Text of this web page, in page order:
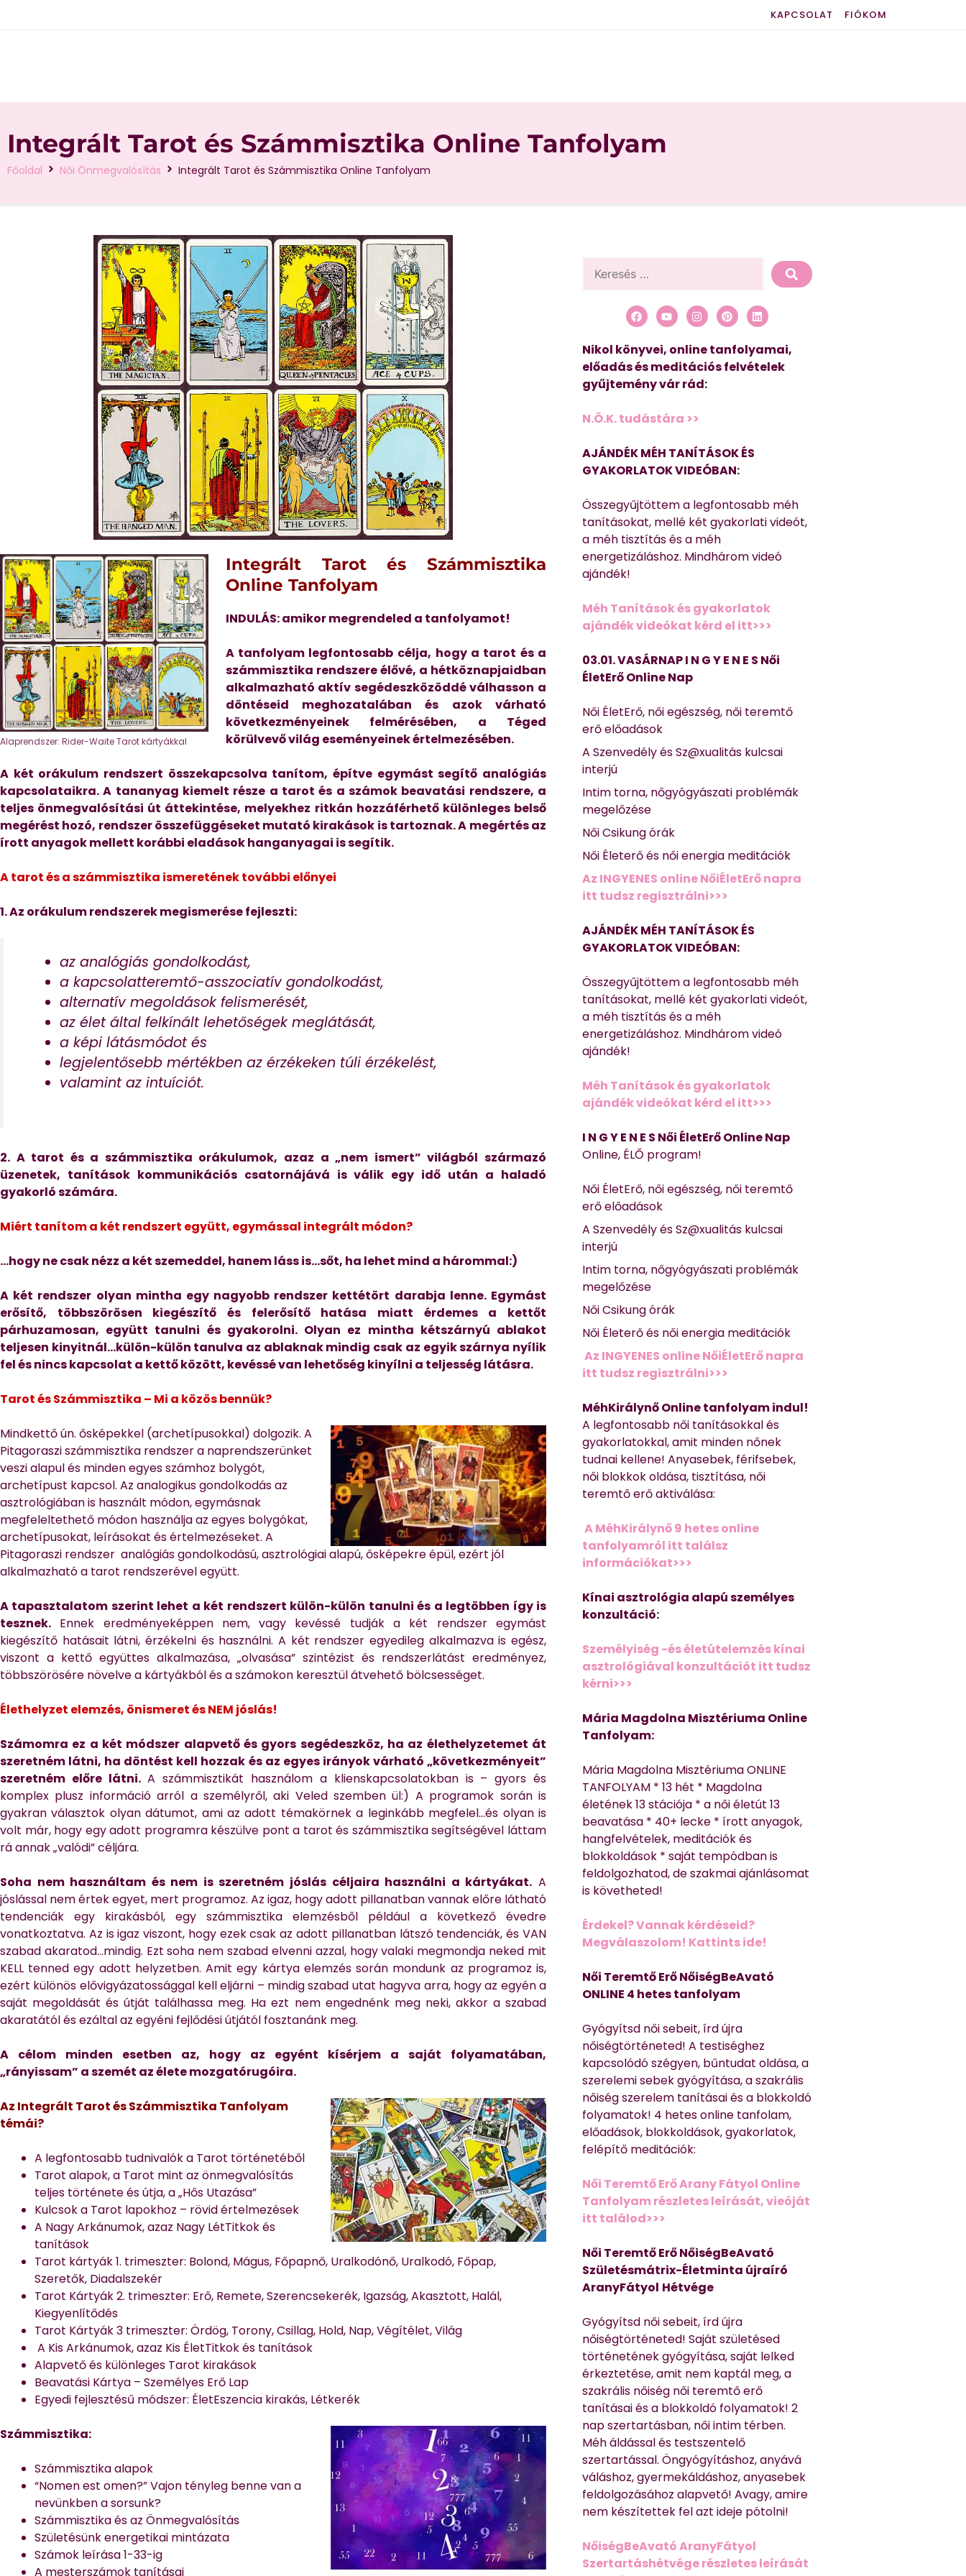
KAPCSOLAT FIÓKOM
Integrált Tarot és Számmisztika Online Tanfolyam
Főoldal Női Önmegvalósítás Integrált Tarot és Számmisztika Online Tanfolyam
Alaprendszer: Rider-Waite Tarot kártyákkal
Integrált Tarot és Számmisztika
Online Tanfolyam
INDULÁS: amikor megrendeled a tanfolyamot!
A tanfolyam legfontosabb célja, hogy a tarot és a
számmisztika rendszere élővé, a hétköznapjaidban
alkalmazható aktív segédeszközöddé válhasson a
döntéseid meghozatalában és azok várható
következményeinek felmérésében, a Téged
körülvevő világ eseményeinek értelmezésében.
A két orákulum rendszert összekapcsolva tanítom, építve egymást segítő analógiás
kapcsolataikra. A tananyag kiemelt része a tarot és a számok beavatási rendszere, a
teljes önmegvalósítási út áttekintése, melyekhez ritkán hozzáférhető különleges belső
megérést hozó, rendszer összefüggéseket mutató kirakások is tartoznak. A megértés az
írott anyagok mellett korábbi eladások hanganyagai is segítik.
A tarot és a számmisztika ismeretének további előnyei
1. Az orákulum rendszerek megismerése fejleszti:
az analógiás gondolkodást,
a kapcsolatteremtő-asszociatív gondolkodást,
alternatív megoldások felismerését,
az élet által felkínált lehetőségek meglátását,
a képi látásmódot és
legjelentősebb mértékben az érzékeken túli érzékelést,
valamint az intuíciót.
2. A tarot és a számmisztika orákulumok, azaz a „nem ismert” világból származó
üzenetek, tanítások kommunikációs csatornájává is válik egy idő után a haladó
gyakorló számára.
Miért tanítom a két rendszert együtt, egymással integrált módon?
…hogy ne csak nézz a két szemeddel, hanem láss is…sőt, ha lehet mind a hárommal:)
A két rendszer olyan mintha egy nagyobb rendszer kettétört darabja lenne. Egymást
erősítő, többszörösen kiegészítő és felerősítő hatása miatt érdemes a kettőt
párhuzamosan, együtt tanulni és gyakorolni. Olyan ez mintha kétszárnyú ablakot
teljesen kinyitnál…külön-külön tanulva az ablaknak mindig csak az egyik szárnya nyílik
fel és nincs kapcsolat a kettő között, kevéssé van lehetőség kinyílni a teljesség látásra.
Tarot és Számmisztika – Mi a közös bennük?
Mindkettő ún. ősképekkel (archetípusokkal) dolgozik. A
Pitagoraszi számmisztika rendszer a naprendszerünket
veszi alapul és minden egyes számhoz bolygót,
archetípust kapcsol. Az analogikus gondolkodás az
asztrológiában is használt módon, egymásnak
megfeleltethető módon használja az egyes bolygókat,
archetípusokat, leírásokat és értelmezéseket. A
Pitagoraszi rendszer analógiás gondolkodású, asztrológiai alapú, ősképekre épül, ezért jól
alkalmazható a tarot rendszerével együtt.
A tapasztalatom szerint lehet a két rendszert külön-külön tanulni és a legtöbben így is
tesznek. Ennek eredményeképpen nem, vagy kevéssé tudják a két rendszer egymást
kiegészítő hatásait látni, érzékelni és használni. A két rendszer egyedileg alkalmazva is egész,
viszont a kettő együttes alkalmazása, „olvasása” szintézist és rendszerlátást eredményez,
többszörösére növelve a kártyákból és a számokon keresztül átvehető bölcsességet.
Élethelyzet elemzés, önismeret és NEM jóslás!
Számomra ez a két módszer alapvető és gyors segédeszköz, ha az élethelyzetemet át
szeretném látni, ha döntést kell hozzak és az egyes irányok várható „következményeit”
szeretném előre látni.A számmisztikát használom a klienskapcsolatokban is – gyors és
komplex plusz információ arról a személyről, aki Veled szemben ül:) A programok során is
gyakran választok olyan dátumot, ami az adott témakörnek a leginkább megfelel…és olyan is
volt már, hogy egy adott programra készülve pont a tarot és számmisztika segítségével láttam
rá annak „valódi” céljára.
Soha nem használtam és nem is szeretném jóslás céljaira használni a kártyákat. A
jóslással nem értek egyet, mert programoz. Az igaz, hogy adott pillanatban vannak előre látható
tendenciák egy kirakásból, egy számmisztika elemzésből például a következő évedre
vonatkoztatva. Az is igaz viszont, hogy ezek csak az adott pillanatban látszó tendenciák, és VAN
szabad akaratod…mindig. Ezt soha nem szabad elvenni azzal, hogy valaki megmondja neked mit
KELL tenned egy adott helyzetben. Amit egy kártya elemzés során mondunk az programoz is,
ezért különös elővigyázatossággal kell eljárni – mindig szabad utat hagyva arra, hogy az egyén a
saját megoldását és útját találhassa meg. Ha ezt nem engednénk meg neki, akkor a szabad
akaratától és ezáltal az egyéni fejlődési útjától fosztanánk meg.
A célom minden esetben az, hogy az egyént kísérjem a saját folyamatában,
„rányissam” a szemét az élete mozgatórugóira.
Az Integrált Tarot és Számmisztika Tanfolyam
témái?
A legfontosabb tudnivalók a Tarot történetéből
Tarot alapok, a Tarot mint az önmegvalósítás
teljes története és útja, a „Hős Utazása”
Kulcsok a Tarot lapokhoz – rövid értelmezések
A Nagy Arkánumok, azaz Nagy LétTitkok és
tanítások
Tarot kártyák 1. trimeszter: Bolond, Mágus, Főpapnő, Uralkodónő, Uralkodó, Főpap,
Szeretők, Diadalszekér
Tarot Kártyák 2. trimeszter: Erő, Remete, Szerencsekerék, Igazság, Akasztott, Halál,
Kiegyenlítődés
Tarot Kártyák 3 trimeszter: Ördög, Torony, Csillag, Hold, Nap, Végítélet, Világ
A Kis Arkánumok, azaz Kis ÉletTitkok és tanítások
Alapvető és különleges Tarot kirakások
Beavatási Kártya – Személyes Erő Lap
Egyedi fejlesztésű módszer: ÉletEszencia kirakás, Létkerék
Számmisztika:
Számmisztika alapok
“Nomen est omen?” Vajon tényleg benne van a
nevünkben a sorsunk?
Számmisztika és az Önmegvalósítás
Születésünk energetikai mintázata
Számok leírása 1-33-ig
A mesterszámok tanításai
Nikol könyvei, online tanfolyamai,
előadás és meditációs felvételek
gyűjtemény vár rád:
N.Ö.K. tudástára >>
AJÁNDÉK MÉH TANÍTÁSOK ÉS
GYAKORLATOK VIDEÓBAN:
Összegyűjtöttem a legfontosabb méh
tanításokat, mellé két gyakorlati videót,
a méh tisztítás és a méh
energetizáláshoz. Mindhárom videó
ajándék!
Méh Tanítások és gyakorlatok
ajándék videókat kérd el itt>>>
03.01. VASÁRNAP I N G Y E N E S Női
ÉletErő Online Nap
Női ÉletErő, női egészség, női teremtő
erő előadások
A Szenvedély és Sz@xualitás kulcsai
interjú
Intim torna, nőgyógyászati problémák
megelőzése
Női Csikung órák
Női Életerő és női energia meditációk
Az INGYENES online NőiÉletErő napra
itt tudsz regisztrálni>>>
AJÁNDÉK MÉH TANÍTÁSOK ÉS
GYAKORLATOK VIDEÓBAN:
Összegyűjtöttem a legfontosabb méh
tanításokat, mellé két gyakorlati videót,
a méh tisztítás és a méh
energetizáláshoz. Mindhárom videó
ajándék!
Méh Tanítások és gyakorlatok
ajándék videókat kérd el itt>>>
I N G Y E N E S Női ÉletErő Online Nap
Online, ÉLŐ program!
Női ÉletErő, női egészség, női teremtő
erő előadások
A Szenvedély és Sz@xualitás kulcsai
interjú
Intim torna, nőgyógyászati problémák
megelőzése
Női Csikung órák
Női Életerő és női energia meditációk
Az INGYENES online NőiÉletErő napra
itt tudsz regisztrálni>>>
MéhKirálynő Online tanfolyam indul!
A legfontosabb női tanításokkal és
gyakorlatokkal, amit minden nőnek
tudnai kellene! Anyasebek, férifsebek,
női blokkok oldása, tisztítása, női
teremtő erő aktiválása:
A MéhKirálynő 9 hetes online
tanfolyamról itt találsz
információkat>>>
Kínai asztrológia alapú személyes
konzultáció:
Személyiség -és életútelemzés kínai
asztrológiával konzultációt itt tudsz
kérni>>>
Mária Magdolna Misztériuma Online
Tanfolyam:
Mária Magdolna Misztériuma ONLINE
TANFOLYAM * 13 hét * Magdolna
életének 13 stációja * a női életút 13
beavatása * 40+ lecke * írott anyagok,
hangfelvételek, meditációk és
blokkoldások * saját tempódban is
feldolgozhatod, de szakmai ajánlásomat
is követheted!
Érdekel? Vannak kérdéseid?
Megválaszolom! Kattints ide!
Női Teremtő Erő NőiségBeAvató
ONLINE 4 hetes tanfolyam
Gyógyítsd női sebeit, írd újra
nőiségtörténeted! A testiséghez
kapcsolódó szégyen, bűntudat oldása, a
szerelemi sebek gyógyítása, a szakrális
nőiség szerelem tanításai és a blokkoldó
folyamatok! 4 hetes online tanfolam,
előadások, blokkoldások, gyakorlatok,
felépítő meditációk:
Női Teremtő Erő Arany Fátyol Online
Tanfolyam részletes leírását, vieóját
itt találod>>>
Női Teremtő Erő NőiségBeAvató
Születésmátrix-Életminta újraíró
AranyFátyol Hétvége
Gyógyítsd női sebeit, írd újra
nőiségtörténeted! Saját születésed
történetének gyógyítása, saját lelked
érkeztetése, amit nem kaptál meg, a
szakrális nőiség női teremtő erő
tanításai és a blokkoldó folyamatok! 2
nap szertartásban, női intim térben.
Méh áldással és testszentelő
szertartással. Öngyógyításhoz, anyává
váláshoz, gyermekáldáshoz, anyasebek
feldolgozásához alapvető! Avagy, amire
nem készítettek fel azt ideje pótolni!
NőiségBeAvató AranyFátyol
Szertartáshétvége részletes leírását